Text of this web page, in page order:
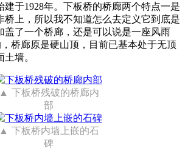
建于1928年。下板桥的桥廊两个特点一是
桥上，所以我不知道怎么去定义它到底是
盖了一个桥廊，还是可以说是一座风雨
桥廊原是硬山顶，目前已基本处于无顶
墙。
下板桥残破的桥廊内
部
下板桥内墙上嵌的石
碑